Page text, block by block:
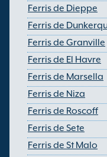
Ferris de Dieppe
Ferris de
Ferris de Granville
Ferris de El Havre
Ferris de Marsella
Ferris de Niza
Ferris de Roscoff
Ferris de Sete
Ferris de St Malo